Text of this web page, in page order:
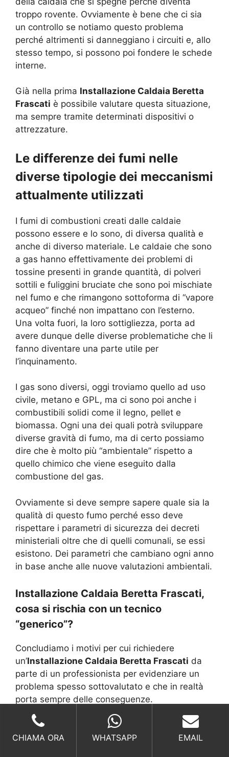
troppo rovente. Ovviamente è bene che ci sia
un controllo se notiamo questo problema
perché altrimenti si danneggiano i circuiti e, allo
stesso tempo, si possono poi fondere le schede
interne.
Già nella prima Installazione Caldaia Beretta
Frascati è possibile valutare questa situazione,
ma sempre tramite determinati dispositivi o
attrezzature.
Le differenze dei fumi nelle
diverse tipologie dei meccanismi
attualmente utilizzati
I fumi di combustioni creati dalle caldaie
possono essere e lo sono, di diversa qualità e
anche di diverso materiale. Le caldaie che sono
a gas hanno effettivamente dei problemi di
tossine presenti in grande quantità, di polveri
sottili e fuliggini bruciate che sono poi mischiate
nel fumo e che rimangono sottoforma di “vapore
acqueo” finché non impattano con l’esterno.
Una volta fuori, la loro sottigliezza, porta ad
avere dunque delle diverse problematiche che li
fanno diventare una parte utile per
l’inquinamento.
I gas sono diversi, oggi troviamo quello ad uso
civile, metano e GPL, ma ci sono poi anche i
combustibili solidi come il legno, pellet e
biomassa. Ogni una dei quali potrà sviluppare
diverse gravità di fumo, ma di certo possiamo
dire che è molto più “ambientale” rispetto a
quello chimico che viene eseguito dalla
combustione del gas.
Ovviamente si deve sempre sapere quale sia la
qualità di questo fumo perché esso deve
rispettare i parametri di sicurezza dei decreti
ministeriali oltre che di quelli comunali, se essi
esistono. Dei parametri che cambiano ogni anno
in base anche alle nuove valutazioni ambientali.
Installazione Caldaia Beretta Frascati,
cosa si rischia con un tecnico
“generico”?
Concludiamo i motivi per cui richiedere
un’Installazione Caldaia Beretta Frascati da
parte di un professionista per evidenziare un
problema spesso sottovalutato e che in realtà
porta sempre delle conseguenze.
Vi siete mai chiesti perché esistono diversi
marchi costruttori di impianti di riscaldamento?
CHIAMA ORA WHATSAPP EMAIL